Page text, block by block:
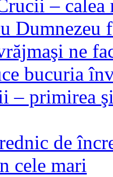
–
Dumnezeu
ne
bucuria
– primirea
de
cele mari